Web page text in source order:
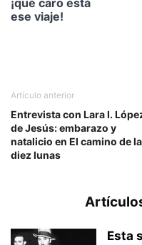
Artículo anterior
Entrevista con Lara I.
de Jesús: embarazo y
natalicio en El camino de
diez lunas
Esta